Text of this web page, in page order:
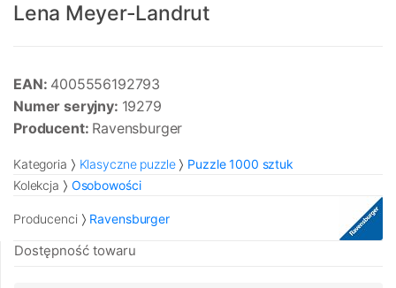
Lena Meyer-Landrut
EAN: 4005556192793
Numer seryjny: 19279
Producent: Ravensburger
Kategoria Klasyczne puzzle
Puzzle 1000 sztuk
Kolekcja
Osobowości
Producenci Ravensburger
Dostępność towaru